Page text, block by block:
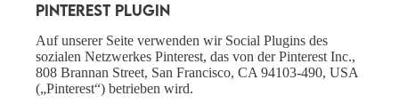
Pinterest Plugin
Auf unserer Seite verwenden wir Social Plugins des
sozialen Netzwerkes Pinterest, das von der Pinterest Inc.,
808 Brannan Street, San Francisco, CA 94103-490, USA
(„Pinterest“) betrieben wird.